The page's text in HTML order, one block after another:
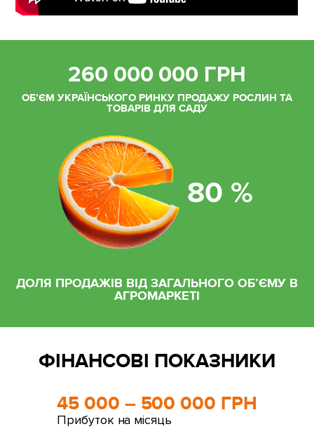
260 000 000 ГРН
ОБ’ЄМ УКРАЇНСЬКОГО РИНКУ ПРОДАЖУ РОСЛИН ТА
ТОВАРІВ ДЛЯ САДУ
80 %
ДОЛЯ ПРОДАЖІВ ВІД ЗАГАЛЬНОГО ОБ’ЄМУ В
АГРОМАРКЕТІ
ФІНАНСОВІ ПОКАЗНИКИ
45 000 – 500 000 ГРН
Прибуток на місяць